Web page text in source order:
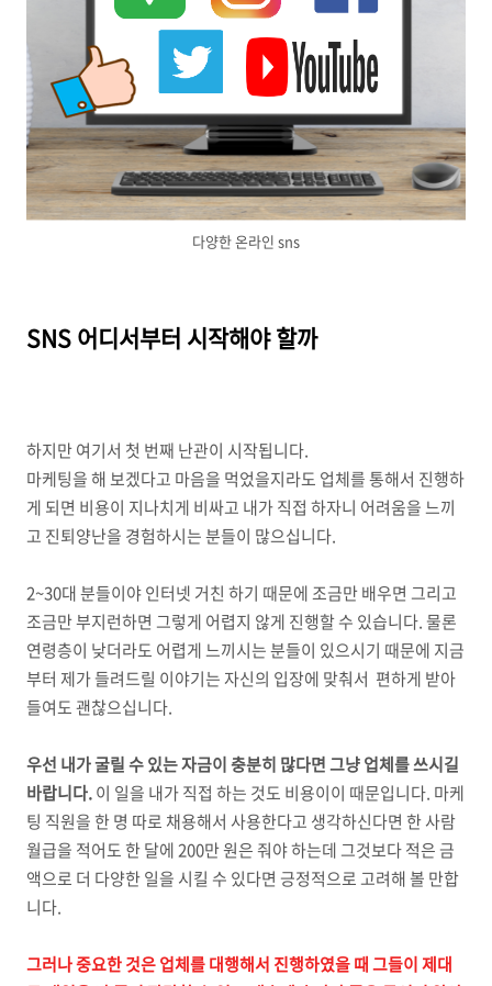
다양한 온라인 sns
SNS 어디서부터 시작해야 할까
하지만 여기서 첫 번째 난관이 시작됩니다.
마케팅을 해 보겠다고 마음을 먹었을지라도 업체를 통해서 진행하
게 되면 비용이 지나치게 비싸고 내가 직접 하자니 어려움을 느끼
고 진퇴양난을 경험하시는 분들이 많으십니다.
2~30대 분들이야 인터넷 거친 하기 때문에 조금만 배우면 그리고
조금만 부지런하면 그렇게 어렵지 않게 진행할 수 있습니다. 물론
연령층이 낮더라도 어렵게 느끼시는 분들이 있으시기 때문에 지금
부터 제가 들려드릴 이야기는 자신의 입장에 맞춰서 편하게 받아
들여도 괜찮으십니다.
우선 내가 굴릴 수 있는 자금이 충분히 많다면 그냥 업체를 쓰시길
바랍니다.이 일을 내가 직접 하는 것도 비용이이 때문입니다. 마케
팅 직원을 한 명 따로 채용해서 사용한다고 생각하신다면 한 사람
월급을 적어도 한 달에 200만 원은 줘야 하는데 그것보다 적은 금
액으로 더 다양한 일을 시킬 수 있다면 긍정적으로 고려해 볼 만합
니다.
그러나 중요한 것은 업체를 대행해서 진행하였을 때 그들이 제대